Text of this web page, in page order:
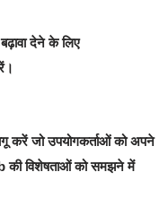
देने के लिए
करें जो उपयोगकर्ताओं को अपने
विशेषताओं को समझने में